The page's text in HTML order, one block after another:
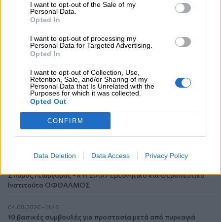
I want to opt-out of the Sale of my
Personal Data.
Opted In
I want to opt-out of processing my
Personal Data for Targeted Advertising.
Opted In
I want to opt-out of Collection, Use,
Retention, Sale, and/or Sharing of my
Personal Data that Is Unrelated with the
Purposes for which it was collected.
Opted Out
CONFIRM
Data Deletion Data Access Privacy Policy
πιστωτική επέκταση των ελληνικών τραπεζών, το «πάρτι»
στις αγορές, οι «κρυμμένες» αξίες της ΓΕΚ ΤΕΡΝΑ
05.08.2026 - 08:37
Ιωάννης Μπολέτης – ΩΝΑΣΕΙΟ
04.08.2026 - 15:33
ERGO Hellas: Μέτρα στήριξης για τους πληγέντες
ασφαλισμένους της από τις πυρκαγιές
04.08.2026 - 12:40
Τράπεζα Κύπρου: Ενισχυμένες κατά 31% οι ασφαλιστικές
Σπύρος Γεωργαράς - «ΥΓΕΙΑ» / Ερευνητικό και Θεραπευτικό
Ινστιτούτο ΟΦΘΑΛΜΟΣ
04.08.2026 - 11:46
10 βασικές συμβουλές για προστασία μετά από πυρκαγιά